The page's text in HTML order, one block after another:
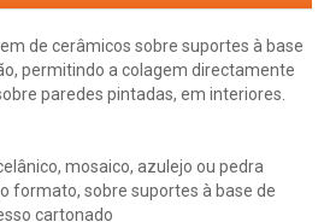
de cerâmicos sobre suportes à base
permitindo a colagem directamente
paredes pintadas, em interiores.
mosaico, azulejo ou pedra
formato, sobre suportes à base de
cartonado